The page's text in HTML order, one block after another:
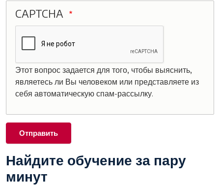
CAPTCHA
Этот вопрос задается для того, чтобы выяснить,
являетесь ли Вы человеком или представляете из
себя автоматическую спам-рассылку.
Найдите обучение за пару
минут